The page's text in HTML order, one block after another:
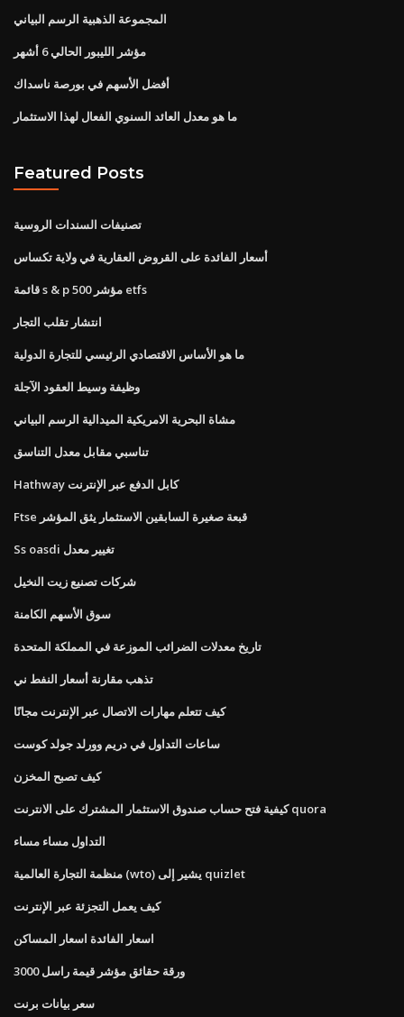
المجموعة الذهبية الرسم البياني
مؤشر الليبور الحالي 6 أشهر
أفضل الأسهم في بورصة ناسداك
ما هو معدل العائد السنوي الفعال لهذا الاستثمار
Featured Posts
تصنيفات السندات الروسية
أسعار الفائدة على القروض العقارية في ولاية تكساس
قائمة s & p 500 مؤشر etfs
انتشار تقلب التجار
ما هو الأساس الاقتصادي الرئيسي للتجارة الدولية
وظيفة وسيط العقود الآجلة
مشاة البحرية الامريكية الميدالية الرسم البياني
تناسبي مقابل معدل التناسق
Hathway كابل الدفع عبر الإنترنت
Ftse قبعة صغيرة السابقين الاستثمار يثق المؤشر
Ss oasdi تغيير معدل
شركات تصنيع زيت النخيل
سوق الأسهم الكامنة
تاريخ معدلات الضرائب الموزعة في المملكة المتحدة
تذهب مقارنة أسعار النفط ني
كيف تتعلم مهارات الاتصال عبر الإنترنت مجانًا
ساعات التداول في دريم وورلد جولد كوست
كيف تصبح المخزن
كيفية فتح حساب صندوق الاستثمار المشترك على الانترنت quora
التداول مساء مساء
منظمة التجارة العالمية (wto) يشير إلى quizlet
كيف يعمل التجزئة عبر الإنترنت
اسعار الفائدة اسعار المساكن
ورقة حقائق مؤشر قيمة راسل 3000
سعر بيانات برنت